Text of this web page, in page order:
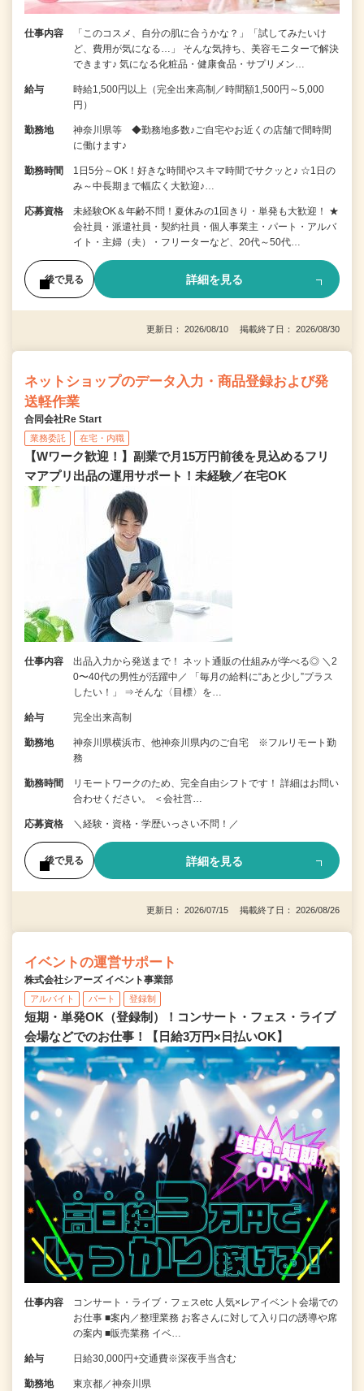
仕事内容
「このコスメ、自分の肌に合うかな？」「試してみたいけ
ど、費用が気になる…」 そんな気持ち、美容モニターで解決
できます♪ 気になる化粧品・健康食品・サプリメン…
給与
時給1,500円以上（完全出来高制／時間額1,500円～5,000
円）
勤務地
神奈川県等 ◆勤務地多数♪ご自宅やお近くの店舗で間時間
に働けます♪
勤務時間
1日5分～OK！好きな時間やスキマ時間でサクッと♪ ☆1日の
み～中長期まで幅広く大歓迎♪…
応募資格
未経験OK＆年齢不問！夏休みの1回きり・単発も大歓迎！ ★
会社員・派遣社員・契約社員・個人事業主・パート・アルバ
イト・主婦（夫）・フリーターなど、20代～50代…
後で見る 詳細を見る
更新日： 2026/08/10 掲載終了日： 2026/08/30
ネットショップのデータ入力・商品登録および発
送軽作業
合同会社Re Start
業務委託 在宅・内職
【Wワーク歓迎！】副業で月15万円前後を見込めるフリ
マアプリ出品の運用サポート！未経験／在宅OK
仕事内容
出品入力から発送まで！ ネット通販の仕組みが学べる◎ ＼2
0〜40代の男性が活躍中／ 「毎月の給料に“あと少し”プラス
したい！」 ⇒そんな〈目標〉を…
給与 完全出来高制
勤務地
神奈川県横浜市、他神奈川県内のご自宅 ※フルリモート勤
務
勤務時間
リモートワークのため、完全自由シフトです！ 詳細はお問い
合わせください。 ＜会社営…
応募資格 ＼経験・資格・学歴いっさい不問！／
後で見る 詳細を見る
更新日： 2026/07/15 掲載終了日： 2026/08/26
イベントの運営サポート
株式会社シアーズ イベント事業部
アルバイト パート 登録制
短期・単発OK（登録制）！コンサート・フェス・ライブ
会場などでのお仕事！【日給3万円×日払いOK】
仕事内容
コンサート・ライブ・フェスetc 人気×レアイベント会場での
お仕事 ■案内／整理業務 お客さんに対して入り口の誘導や席
の案内 ■販売業務 イベ…
給与 日給30,000円+交通費※深夜手当含む
勤務地 東京都／神奈川県